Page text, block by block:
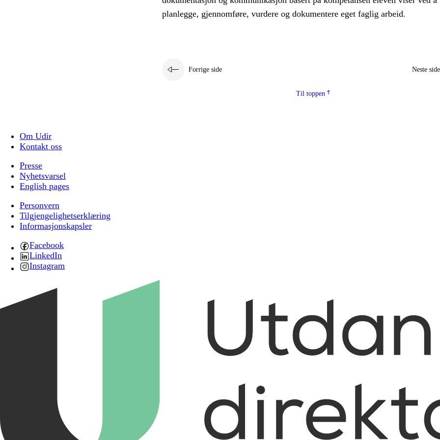
planlegge, gjennomføre, vurdere og dokumentere eget faglig arbeid.
Forrige side Neste side
Til toppen
Om Udir
Kontakt oss
Presse
Nyhetsvarsel
English pages
Personvern
Tilgjengelighetserklæring
Informasjonskapsler
Facebook
LinkedIn
Instagram